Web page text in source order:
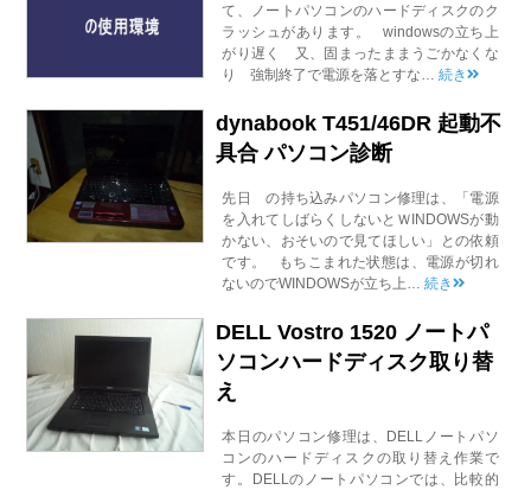
て、ノートパソコンのハードディスクのク
ラッシュがあります。 windowsの立ち上
がり遅く 又、固まったままうごかなくな
り 強制終了で電源を落とすな…続き
dynabook T451/46DR 起動不
具合 パソコン診断
先日 の持ち込みパソコン修理は、「電源
を入れてしばらくしないとＷINDOWSが動
かない、おそいので見てほしい」との依頼
です。 もちこまれた状態は、電源が切れ
ないのでWINDOWSが立ち上…続き
DELL Vostro 1520 ノートパ
ソコンハードディスク取り替
え
本日のパソコン修理は、DELLノートパソ
コンのハードディスクの取り替え作業で
す。DELLのノートパソコンでは、比較的